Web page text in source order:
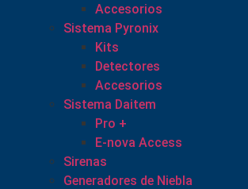
Accesorios
Sistema Pyronix
Kits
Detectores
Accesorios
Sistema Daitem
Pro +
E-nova Access
Sirenas
Generadores de Niebla